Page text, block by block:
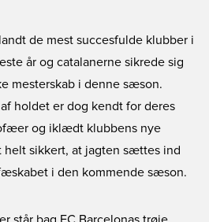
de mest succesfulde klubber i
år og catalanerne sikrede sig
mesterskab i denne sæson.
holdet er dog kendt for deres
og iklædt klubbens nye
helt sikkert, at jagten sættes ind
i den kommende sæson.